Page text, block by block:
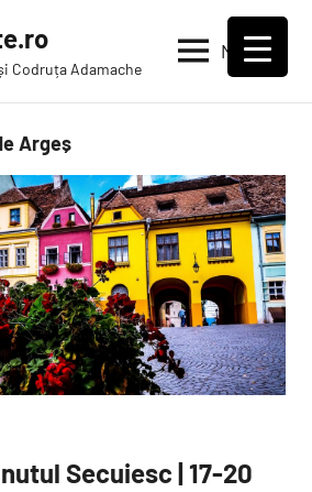
Codruța Adamache
Meniu
Argeș
Secuiesc | 17-20